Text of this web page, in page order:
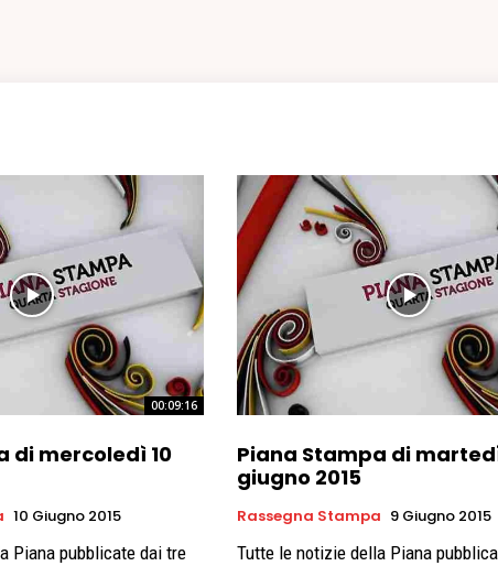
00:09:16
di mercoledì 10
10 Giugno 2015
Piana pubblicate dai tre
Piana Stampa di
giugno 2015
Rassegna Stampa 9 Giugno 2015
Tutte le notizie della Piana